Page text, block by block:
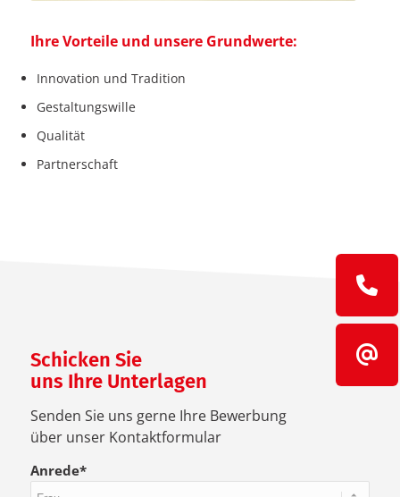
Ihre Vorteile und unsere Grundwerte:
Innovation und Tradition
Gestaltungswille
Qualität
Partnerschaft
Schicken Sie
uns Ihre Unterlagen
Senden Sie uns gerne Ihre Bewerbung
über unser Kontaktformular
Anrede*